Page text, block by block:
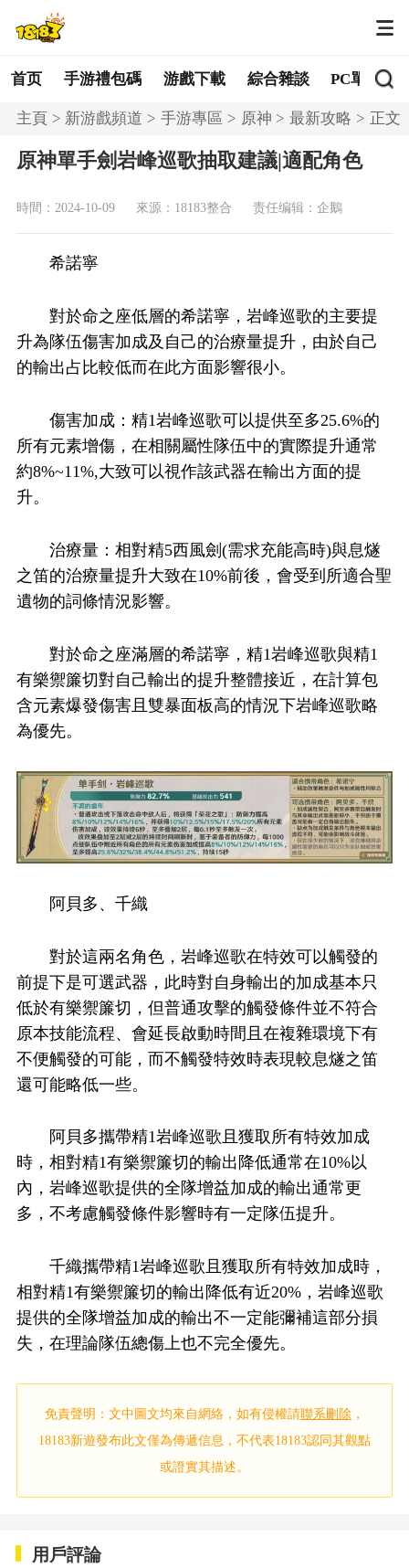
首页 手游禮包碼 游戲下載 綜合雜談 PC單機
主頁 新游戲頻道 手游專區 原神 最新攻略 正文
原神單手劍岩峰巡歌抽取建議|適配角色
時間：2024-10-09 來源：18183整合 责任编辑：企鵝
希諾寧
對於命之座低層的希諾寧，岩峰巡歌的主要提
升為隊伍傷害加成及自己的治療量提升，由於自己
的輸出占比較低而在此方面影響很小。
傷害加成：精1岩峰巡歌可以提供至多25.6%的
所有元素增傷，在相關屬性隊伍中的實際提升通常
約8%~11%,大致可以視作該武器在輸出方面的提
升。
治療量：相對精5西風劍(需求充能高時)與息燧
之笛的治療量提升大致在10%前後，會受到所適合聖
遺物的詞條情況影響。
對於命之座滿層的希諾寧，精1岩峰巡歌與精1
有樂禦簾切對自己輸出的提升整體接近，在計算包
含元素爆發傷害且雙暴面板高的情況下岩峰巡歌略
為優先。
阿貝多、千織
對於這兩名角色，岩峰巡歌在特效可以觸發的
前提下是可選武器，此時對自身輸出的加成基本只
低於有樂禦簾切，但普通攻擊的觸發條件並不符合
原本技能流程、會延長啟動時間且在複雜環境下有
不便觸發的可能，而不觸發特效時表現較息燧之笛
還可能略低一些。
阿貝多攜帶精1岩峰巡歌且獲取所有特效加成
時，相對精1有樂禦簾切的輸出降低通常在10%以
內，岩峰巡歌提供的全隊增益加成的輸出通常更
多，不考慮觸發條件影響時有一定隊伍提升。
千織攜帶精1岩峰巡歌且獲取所有特效加成時，
相對精1有樂禦簾切的輸出降低有近20%，岩峰巡歌
提供的全隊增益加成的輸出不一定能彌補這部分損
失，在理論隊伍總傷上也不完全優先。
免責聲明：文中圖文均來自網絡，如有侵權請聯系刪除 ，
18183新遊發布此文僅為傳遞信息，不代表18183認同其觀點
或證實其描述。
用戶評論